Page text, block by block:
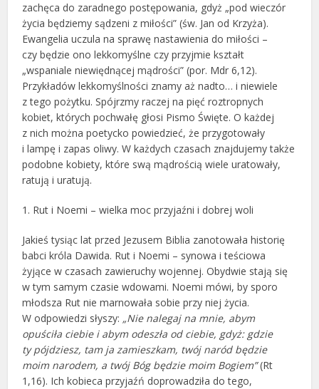
zachęca do zaradnego postępowania, gdyż „pod wieczór
życia będziemy sądzeni z miłości” (św. Jan od Krzyża).
Ewangelia uczula na sprawę nastawienia do miłości –
czy będzie ono lekkomyślne czy przyjmie kształt
„wspaniale niewiędnącej mądrości” (por. Mdr 6,12).
Przykładów lekkomyślności znamy aż nadto… i niewiele
z tego pożytku. Spójrzmy raczej na pięć roztropnych
kobiet, których pochwałę głosi Pismo Święte. O każdej
z nich można poetycko powiedzieć, że przygotowały
i lampę i zapas oliwy. W każdych czasach znajdujemy także
podobne kobiety, które swą mądrością wiele uratowały,
ratują i uratują.
1. Rut i Noemi – wielka moc przyjaźni i dobrej woli
Jakieś tysiąc lat przed Jezusem Biblia zanotowała historię
babci króla Dawida. Rut i Noemi – synowa i teściowa
żyjące w czasach zawieruchy wojennej. Obydwie stają się
w tym samym czasie wdowami. Noemi mówi, by sporo
młodsza Rut nie marnowała sobie przy niej życia.
W odpowiedzi słyszy: „Nie nalegaj na mnie, abym
opuściła ciebie i abym odeszła od ciebie, gdyż: gdzie
ty pójdziesz, tam ja zamieszkam, twój naród będzie
moim narodem, a twój Bóg będzie moim Bogiem”(Rt
1,16). Ich kobieca przyjaźń doprowadziła do tego,